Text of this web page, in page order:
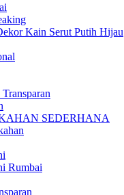
Kain Serut Putih Hijau
SEDERHANA
Rumbai